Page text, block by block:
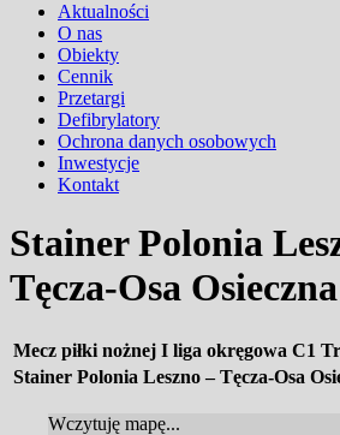
Aktualności
O nas
Obiekty
Cennik
Przetargi
Defibrylatory
Ochrona danych osobowych
Inwestycje
Kontakt
Stainer Polonia
Tęcza-Osa Osieczna
Mecz piłki nożnej I liga okręgowa C1
Stainer Polonia Leszno – Tęcza-Osa
Wczytuję mapę...